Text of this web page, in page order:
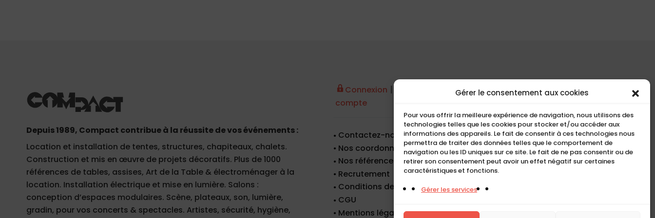
Gérer le consentement aux cookies
Pour vous offrir la meilleure expérience de navigation, nous utilisons des
technologies telles que les cookies pour stocker et/ou accéder aux
informations des appareils. Le fait de consentir à ces technologies nous
permettra de traiter des données telles que le comportement de
navigation ou les ID uniques sur ce site. Le fait de ne pas consentir ou de
retirer son consentement peut avoir un effet négatif sur certaines
caractéristiques et fonctions.
Gérer les services
Depuis 1989, Compact contribue à la réussite de vos événements :
Location et installation de tentes, structures, chapiteaux, chalets.
Construction et mis en œuvre de projets décoratifs. Plus de 1000
références de tables, assises, Art de la Table & électroménager à la
location. Installation électrique et mise en lumière. Salons :
conception d’espaces modulaires. Scène, plateaux, son, lumière,
gradin, pour vos concerts & spectacles. Artistes, sécurité, hygiène,
Connexion |
compte
Contactez-nous
Nos coordonnées
Nos références
Recrutement
Conditions de location
CGU
Mentions légales
COMPACT
5, Rue Ambroise Croizat
95195 BP30523
Goussainville Cedex Val
d’Oise France.
01 34 04 76 50